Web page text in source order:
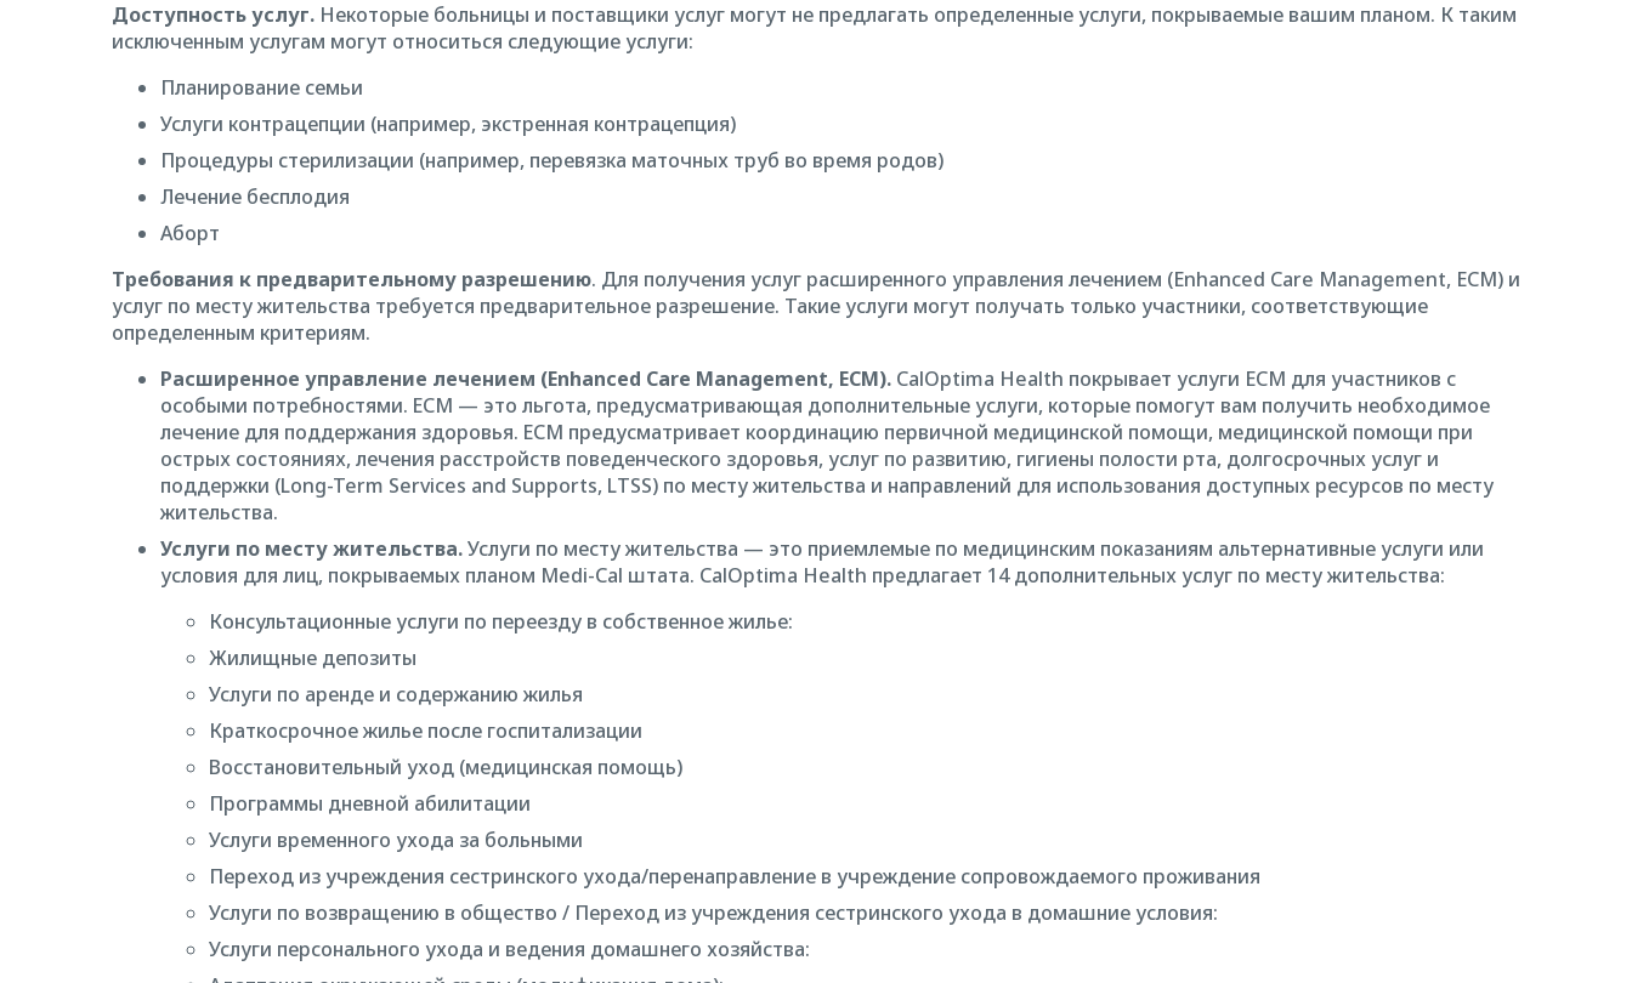
Доступность услуг. Некоторые больницы и поставщики услуг могут не предлагать определенные услуги, покрываемые вашим планом. К таким
исключенным услугам могут относиться следующие услуги:
Планирование семьи
Услуги контрацепции (например, экстренная контрацепция)
Процедуры стерилизации (например, перевязка маточных труб во время родов)
Лечение бесплодия
Аборт
Требования к предварительному разрешению. Для получения услуг расширенного управления лечением (Enhanced Care Management, ECM) и
услуг по месту жительства требуется предварительное разрешение. Такие услуги могут получать только участники, соответствующие
определенным критериям.
Расширенное управление лечением (Enhanced Care Management, ECM). CalOptima Health покрывает услуги ECM для участников с
особыми потребностями. ЕСМ — это льгота, предусматривающая дополнительные услуги, которые помогут вам получить необходимое
лечение для поддержания здоровья. ЕСМ предусматривает координацию первичной медицинской помощи, медицинской помощи при
острых состояниях, лечения расстройств поведенческого здоровья, услуг по развитию, гигиены полости рта, долгосрочных услуг и
поддержки (Long-Term Services and Supports, LTSS) по месту жительства и направлений для использования доступных ресурсов по месту
жительства.
Услуги по месту жительства.Услуги по месту жительства — это приемлемые по медицинским показаниям альтернативные услуги или
условия для лиц, покрываемых планом Medi-Cal штата. CalOptima Health предлагает 14 дополнительных услуг по месту жительства:
Консультационные услуги по переезду в собственное жилье:
Жилищные депозиты
Услуги по аренде и содержанию жилья
Краткосрочное жилье после госпитализации
Восстановительный уход (медицинская помощь)
Программы дневной абилитации
Услуги временного ухода за больными
Переход из учреждения сестринского ухода/перенаправление в учреждение сопровождаемого проживания
Услуги по возвращению в общество / Переход из учреждения сестринского ухода в домашние условия:
Услуги персонального ухода и ведения домашнего хозяйства: